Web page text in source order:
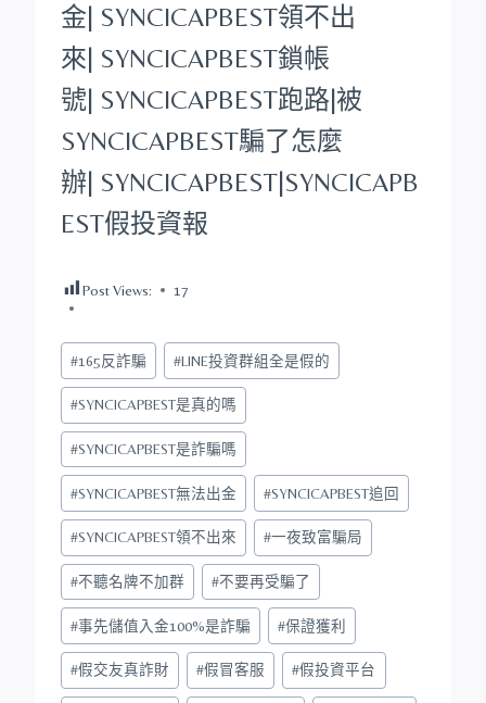
金| SYNCICAPBEST領不出
來| SYNCICAPBEST鎖帳
號| SYNCICAPBEST跑路|被
SYNCICAPBEST騙了怎麼
辦| SYNCICAPBEST|SYNCICAPB
EST假投資報
Post Views: 17
Post
Tags:
#165反詐騙 #LINE投資群組全是假的
#SYNCICAPBEST是真的嗎
#SYNCICAPBEST是詐騙嗎
#SYNCICAPBEST無法出金 #SYNCICAPBEST追回
#SYNCICAPBEST領不出來 #一夜致富騙局
#不聽名牌不加群 #不要再受騙了
#事先儲值入金100%是詐騙 #保證獲利
#假交友真詐財 #假冒客服 #假投資平台